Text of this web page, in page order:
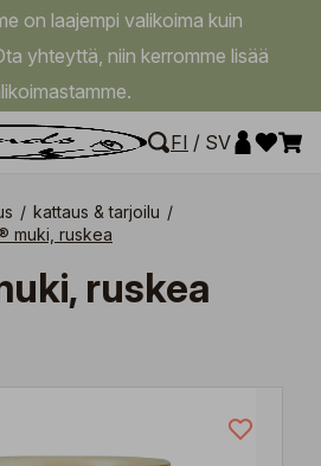
on laajempi valikoima kuin
yhteyttä, niin kerromme lisää
FI / SV
/ kattaus & tarjoilu /
muki, ruskea
ruskea